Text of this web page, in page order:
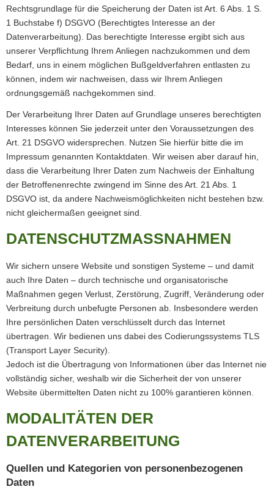
Rechtsgrundlage für die Speicherung der Daten ist Art. 6 Abs. 1 S.
1 Buchstabe f) DSGVO (Berechtigtes Interesse an der
Datenverarbeitung). Das berechtigte Interesse ergibt sich aus
unserer Verpflichtung Ihrem Anliegen nachzukommen und dem
Bedarf, uns in einem möglichen Bußgeldverfahren entlasten zu
können, indem wir nachweisen, dass wir Ihrem Anliegen
ordnungsgemäß nachgekommen sind.
Der Verarbeitung Ihrer Daten auf Grundlage unseres berechtigten
Interesses können Sie jederzeit unter den Voraussetzungen des
Art. 21 DSGVO widersprechen. Nutzen Sie hierfür bitte die im
Impressum genannten Kontaktdaten. Wir weisen aber darauf hin,
dass die Verarbeitung Ihrer Daten zum Nachweis der Einhaltung
der Betroffenenrechte zwingend im Sinne des Art. 21 Abs. 1
DSGVO ist, da andere Nachweismöglichkeiten nicht bestehen bzw.
nicht gleichermaßen geeignet sind.
DATENSCHUTZMASSNAHMEN
Wir sichern unsere Website und sonstigen Systeme – und damit
auch Ihre Daten – durch technische und organisatorische
Maßnahmen gegen Verlust, Zerstörung, Zugriff, Veränderung oder
Verbreitung durch unbefugte Per­sonen ab. Insbesondere werden
Ihre persönlichen Daten verschlüsselt durch das Internet
übertragen. Wir bedienen uns dabei des Codierungssystems TLS
(Transport Layer Security).
Jedoch ist die Übertragung von Informationen über das Internet nie
vollständig sicher, weshalb wir die Sicherheit der von unserer
Website übermittelten Daten nicht zu 100% garantieren können.
MODALITÄTEN DER
DATENVERARBEITUNG
Quellen und Kategorien von personenbezogenen
Daten